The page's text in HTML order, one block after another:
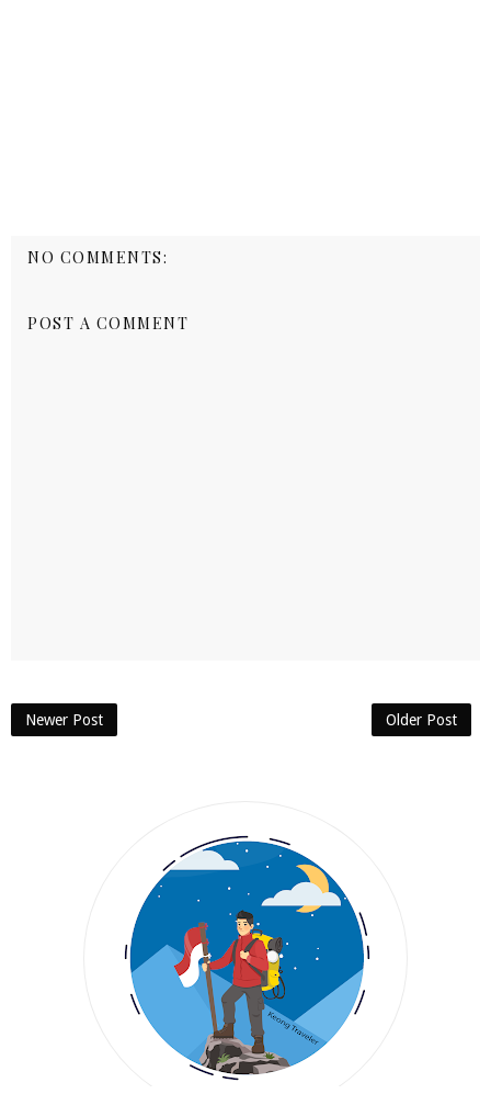
NO COMMENTS:
POST A COMMENT
Newer Post Older Post